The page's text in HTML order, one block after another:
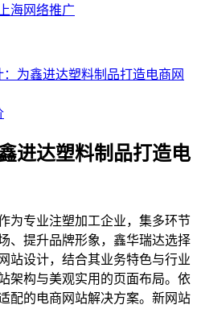
上海网络推广
：为鑫进达塑料制品打造电商网
进达塑料制品打造电
为专业注塑加工企业，集多环节
、提升品牌形象，鑫华瑞达选择
站设计，结合其业务特色与行业
架构与美观实用的页面布局。依
配的电商网站解决方案。新网站